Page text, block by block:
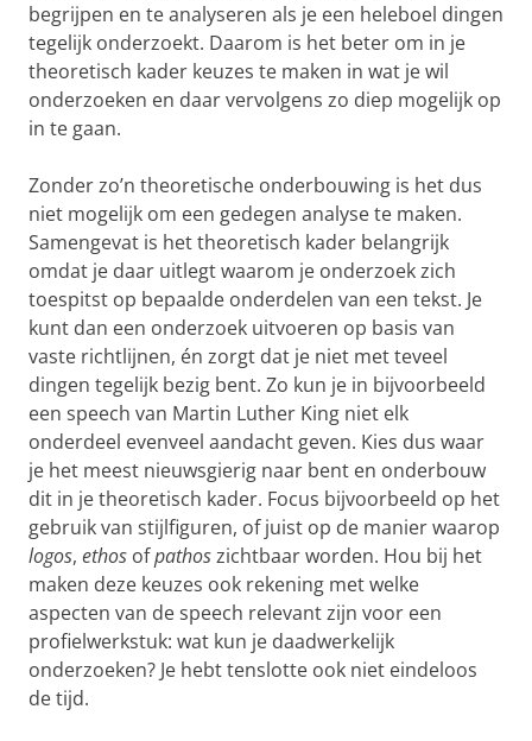
begrijpen en te analyseren als je een heleboel dingen
tegelijk onderzoekt. Daarom is het beter om in je
theoretisch kader keuzes te maken in wat je wil
onderzoeken en daar vervolgens zo diep mogelijk op
in te gaan.
Zonder zo’n theoretische onderbouwing is het dus
niet mogelijk om een gedegen analyse te maken.
Samengevat is het theoretisch kader belangrijk
omdat je daar uitlegt waarom je onderzoek zich
toespitst op bepaalde onderdelen van een tekst. Je
kunt dan een onderzoek uitvoeren op basis van
vaste richtlijnen, én zorgt dat je niet met teveel
dingen tegelijk bezig bent. Zo kun je in bijvoorbeeld
een speech van Martin Luther King niet elk
onderdeel evenveel aandacht geven. Kies dus waar
je het meest nieuwsgierig naar bent en onderbouw
dit in je theoretisch kader. Focus bijvoorbeeld op het
gebruik van stijlfiguren, of juist op de manier waarop
logos, ethos ofpathoszichtbaar worden. Hou bij het
maken deze keuzes ook rekening met welke
aspecten van de speech relevant zijn voor een
profielwerkstuk: wat kun je daadwerkelijk
onderzoeken? Je hebt tenslotte ook niet eindeloos
de tijd.